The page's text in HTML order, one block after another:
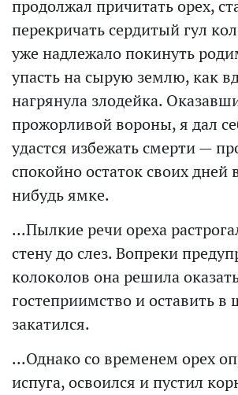
продолжал причитать орех,
перекричать сердитый гул
уже надлежало покинуть
упасть на сырую землю, как
нагрянула злодейка.
прожорливой вороны, я дал
удастся избежать смерти —
спокойно остаток своих дней
нибудь ямке.
...Пылкие речи ореха
стену до слез. Вопреки
колоколов она решила
гостеприимство и оставить в
закатился.
...Однако со временем орех
испуга, освоился и пустил